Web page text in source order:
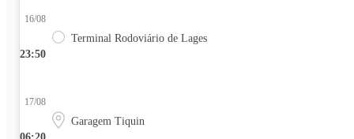
23:50
16/08
Terminal Rodoviário de Lages
17/08
Garagem Tiquin